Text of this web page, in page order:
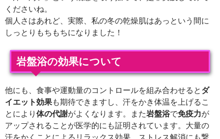
くださいね。
個人さはあれど、実際、私の冬の乾燥肌はあっという間に
しっとりもちもちになりました！
岩盤浴の効果について
他にも、食事や運動量のコントロールを組み合わせると ダ
イエット効果も期待できますし、汗をかき体温を上げるこ
とにより 体の代謝がよくなります。また岩盤浴で免疫力が
アップされることが医学的にも証明されています。大量の
汗をかくことによるリラックス効果、ストレス解消にも繋